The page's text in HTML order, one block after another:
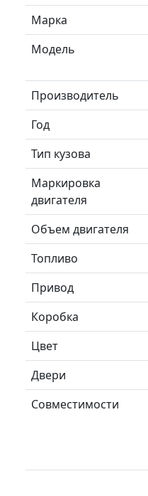
Марка
Модель
Производитель
Год
Тип кузова
Маркировка
двигателя
Объем двигателя
Топливо
Привод
Коробка
Цвет
Двери
Совместимости